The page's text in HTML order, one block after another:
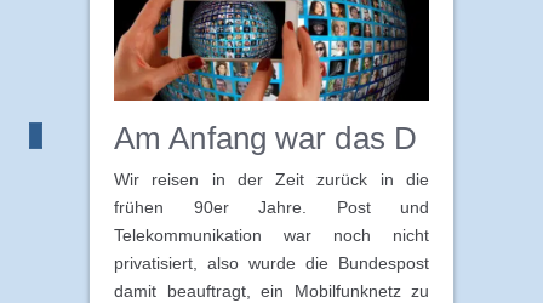
Am Anfang war das D
Wir reisen in der Zeit zurück in die
frühen 90er Jahre. Post und
Telekommunikation war noch nicht
privatisiert, also wurde die Bundespost
damit beauftragt, ein Mobilfunknetz zu